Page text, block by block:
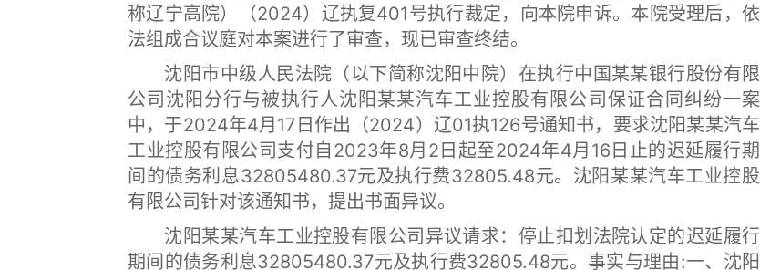
称辽宁高院）（2024）辽执复401号执行裁定，向本院申诉。本院受理后，依
法组成合议庭对本案进行了审查，现已审查终结。
沈阳市中级人民法院（以下简称沈阳中院）在执行中国某某银行股份有限
公司沈阳分行与被执行人沈阳某某汽车工业控股有限公司保证合同纠纷一案
中，于2024年4月17日作出（2024）辽01执126号通知书，要求沈阳某某汽车
工业控股有限公司支付自2023年8月2日起至2024年4月16日止的迟延履行期
间的债务利息32805480.37元及执行费32805.48元。沈阳某某汽车工业控股
有限公司针对该通知书，提出书面异议。
沈阳某某汽车工业控股有限公司异议请求：停止扣划法院认定的迟延履行
期间的债务利息32805480.37元及执行费32805.48元。事实与理由:一、沈阳